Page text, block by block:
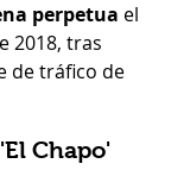
perpetua el
2018, tras
de tráfico de
Chapo'